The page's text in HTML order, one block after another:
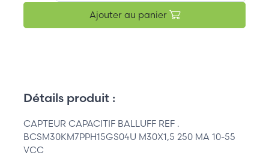
Ajouter au panier
Détails produit :
CAPTEUR CAPACITIF BALLUFF REF .
BCSM30KM7PPH15GS04U M30X1,5 250 MA 10-55
VCC